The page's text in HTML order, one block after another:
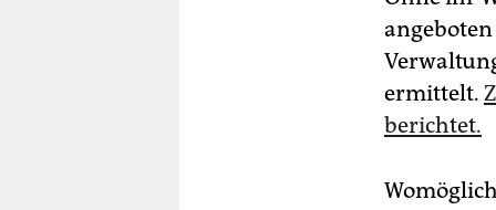
ermittelt.
berichtet.